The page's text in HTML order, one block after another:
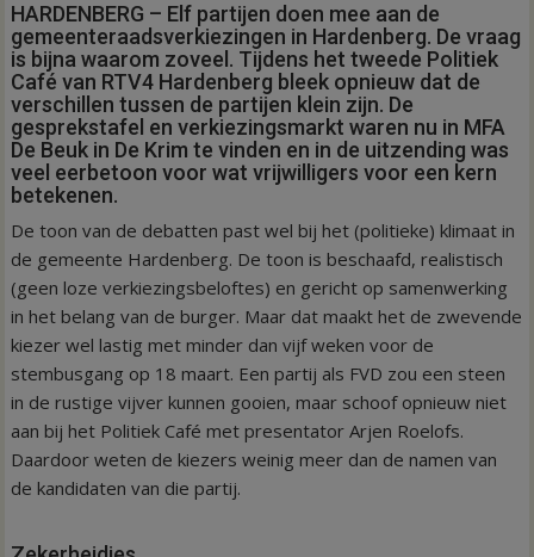
HARDENBERG – Elf partijen doen mee aan de
gemeenteraadsverkiezingen in Hardenberg. De vraag
is bijna waarom zoveel. Tijdens het tweede Politiek
Café van RTV4 Hardenberg bleek opnieuw dat de
verschillen tussen de partijen klein zijn. De
gesprekstafel en verkiezingsmarkt waren nu in MFA
De Beuk in De Krim te vinden en in de uitzending was
veel eerbetoon voor wat vrijwilligers voor een kern
betekenen.
De toon van de debatten past wel bij het (politieke) klimaat in
de gemeente Hardenberg. De toon is beschaafd, realistisch
(geen loze verkiezingsbeloftes) en gericht op samenwerking
in het belang van de burger. Maar dat maakt het de zwevende
kiezer wel lastig met minder dan vijf weken voor de
stembusgang op 18 maart. Een partij als FVD zou een steen
in de rustige vijver kunnen gooien, maar schoof opnieuw niet
aan bij het Politiek Café met presentator Arjen Roelofs.
Daardoor weten de kiezers weinig meer dan de namen van
de kandidaten van die partij.